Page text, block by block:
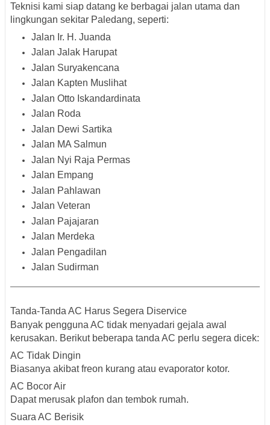
Teknisi kami siap datang ke berbagai jalan utama dan
lingkungan sekitar Paledang, seperti:
Jalan Ir. H. Juanda
Jalan Jalak Harupat
Jalan Suryakencana
Jalan Kapten Muslihat
Jalan Otto Iskandardinata
Jalan Roda
Jalan Dewi Sartika
Jalan MA Salmun
Jalan Nyi Raja Permas
Jalan Empang
Jalan Pahlawan
Jalan Veteran
Jalan Pajajaran
Jalan Merdeka
Jalan Pengadilan
Jalan Sudirman
Tanda-Tanda AC Harus Segera Diservice
Banyak pengguna AC tidak menyadari gejala awal
kerusakan. Berikut beberapa tanda AC perlu segera dicek:
AC Tidak Dingin
Biasanya akibat freon kurang atau evaporator kotor.
AC Bocor Air
Dapat merusak plafon dan tembok rumah.
Suara AC Berisik